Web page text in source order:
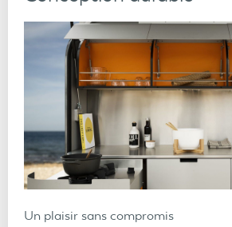
Un plaisir sans compromis